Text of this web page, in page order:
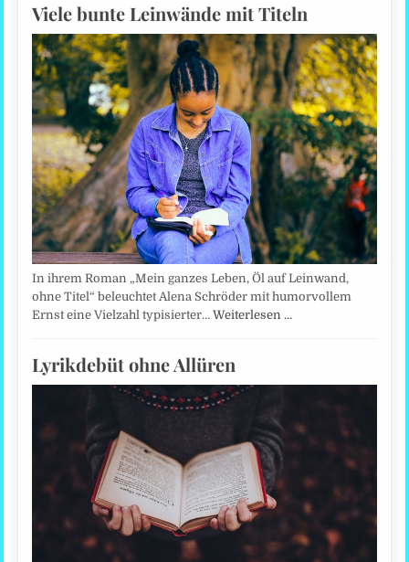
Viele bunte Leinwände mit Titeln
In ihrem Roman „Mein ganzes Leben, Öl auf Leinwand,
ohne Titel“ beleuchtet Alena Schröder mit humorvollem
Ernst eine Vielzahl typisierter…Weiterlesen …
Lyrikdebüt ohne Allüren